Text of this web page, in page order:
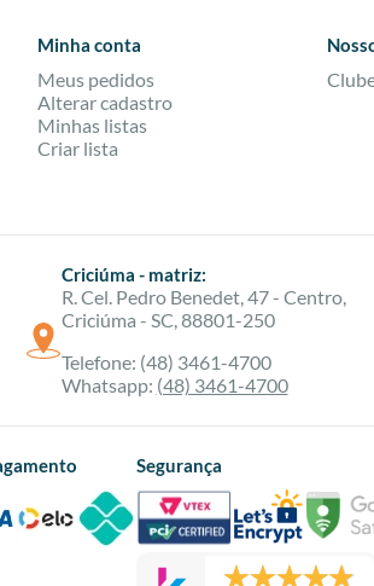
Minha conta
Meus pedidos
Alterar cadastro
Minhas listas
Criar lista
Criciúma - matriz:
R. Cel. Pedro Benedet, 47 - Centro,
Criciúma - SC, 88801-250
Telefone: (48) 3461-4700
Whatsapp: (48) 3461-4700
Segurança